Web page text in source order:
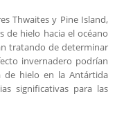
Thwaites y Pine Island,
de hielo hacia el océano
tratando de determinar
invernadero podrían
de hielo en la Antártida
significativas para las